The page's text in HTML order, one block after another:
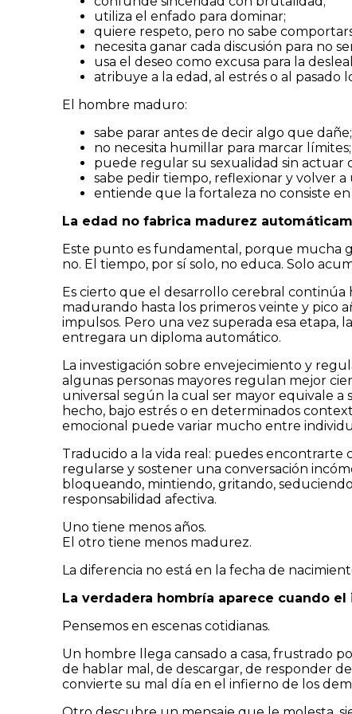
utiliza el enfado para dominar;
quiere respeto, pero no sabe
necesita ganar cada discusión para no
usa el deseo como excusa para la
atribuye a la edad, al estrés o al
El hombre maduro:
sabe parar antes de decir algo que dañe;
no necesita humillar para marcar límites;
puede regular su sexualidad sin actuar
sabe pedir tiempo, reflexionar y volver
entiende que la fortaleza no consiste en
La edad no fabrica madurez
Este punto es fundamental, porque mucha
no. El tiempo, por sí solo, no educa. Solo
Es cierto que el desarrollo cerebral
madurando hasta los primeros veinte y pico
impulsos. Pero una vez superada esa etapa,
entregara un diploma automático.
La investigación sobre envejecimiento y
algunas personas mayores regulan mejor
universal según la cual ser mayor equivale
hecho, bajo estrés o en determinados
emocional puede variar mucho entre
Traducido a la vida real: puedes encontrarte
regularse y sostener una conversación
bloqueando, mintiendo, gritando,
responsabilidad afectiva.
Uno tiene menos años.
El otro tiene menos madurez.
La diferencia no está en la fecha de
La verdadera hombría aparece cuando
Pensemos en escenas cotidianas.
Un hombre llega cansado a casa, frustrado
de hablar mal, de descargar, de responder
convierte su mal día en el infierno de los